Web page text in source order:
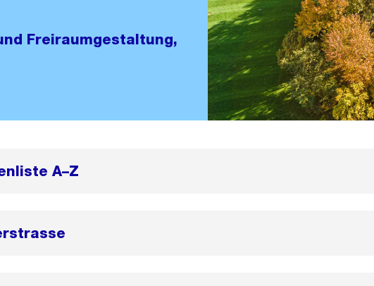
Freiraumgestaltung,
A–Z